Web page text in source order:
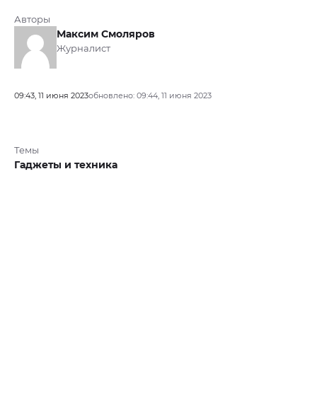
Авторы
Максим Смоляров
Журналист
09:43, 11 июня 2023обновлено: 09:44, 11 июня 2023
Темы
Гаджеты и техника